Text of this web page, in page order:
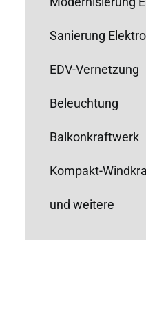
Sanierung
EDV-Vernetzung
Beleuchtung
Balkonkraftwerk
Kompakt-
und weitere